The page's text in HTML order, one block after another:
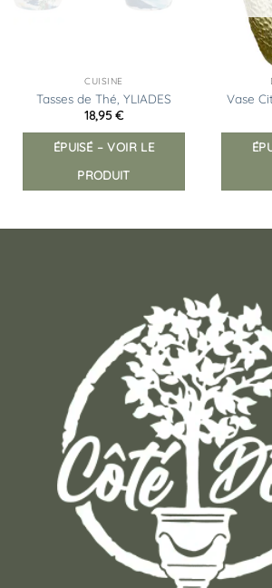
CUISINE
Tasses de Thé, YLIADES
18,95€
ÉPUISÉ – VOIR LE
PRODUIT
Vase